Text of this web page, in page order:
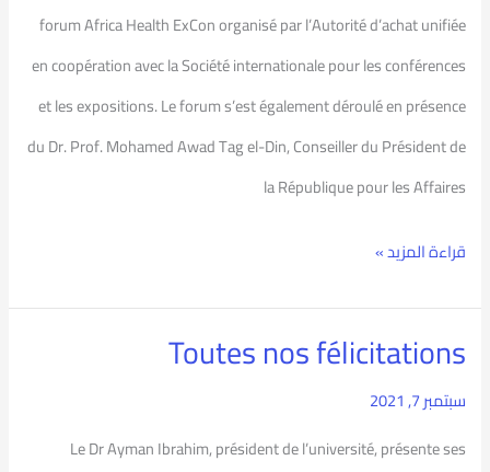
forum Africa Health ExCon organisé par l’Autorité d’achat unifiée
en coopération avec la Société internationale pour les conférences
et les expositions. Le forum s’est également déroulé en présence
du Dr. Prof. Mohamed Awad Tag el-Din, Conseiller du Président de
la République pour les Affaires
قراءة المزيد »
Toutes nos félicitations
سبتمبر 7, 2021
Le Dr Ayman Ibrahim, président de l’université, présente ses
Toutes
nos